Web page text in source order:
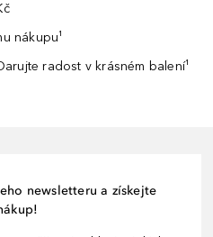
nákupu¹
radost v krásném balení¹
newsletteru a získejte